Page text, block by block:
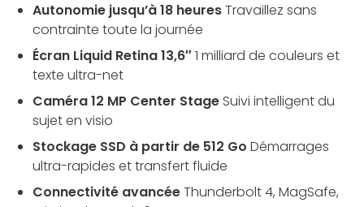
Autonomie jusqu’à 18 heuresTravaillez sans
contrainte toute la journée
Écran Liquid Retina 13,6″1 milliard de couleurs et
texte ultra-net
Caméra 12 MP Center Stage Suivi intelligent du
sujet en visio
Stockage SSD à partir de 512 Go Démarrages
ultra-rapides et transfert fluide
Connectivité avancéeThunderbolt 4, MagSafe,